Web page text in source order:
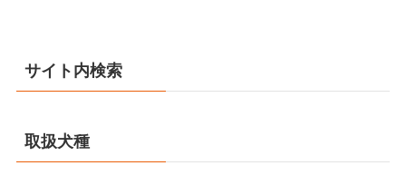
サイト内検索
取扱犬種